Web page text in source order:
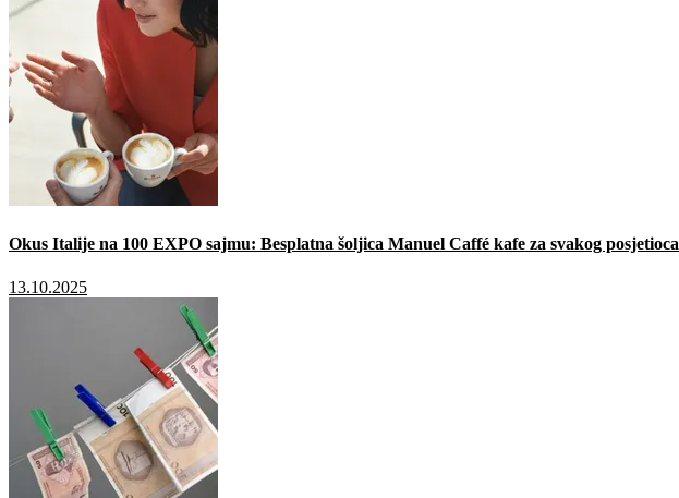
Okus Italije na 100 EXPO sajmu: Besplatna šoljica Manuel Caffé kafe za svakog posjetioca
13.10.2025